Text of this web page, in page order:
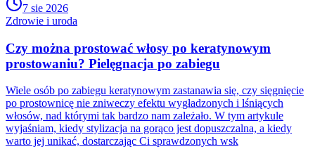
7 sie 2026
Zdrowie i uroda
Czy można prostować włosy po keratynowym
prostowaniu? Pielęgnacja po zabiegu
Wiele osób po zabiegu keratynowym zastanawia się, czy sięgnięcie
po prostownicę nie zniweczy efektu wygładzonych i lśniących
włosów, nad którymi tak bardzo nam zależało. W tym artykule
wyjaśniam, kiedy stylizacja na gorąco jest dopuszczalna, a kiedy
warto jej unikać, dostarczając Ci sprawdzonych wsk